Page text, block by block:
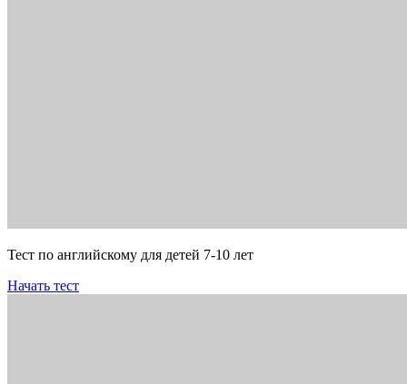
Тест по английскому для детей 7-10 лет
Начать тест